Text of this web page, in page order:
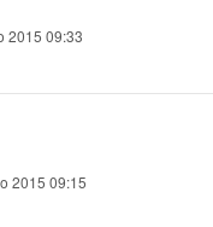
2015 09:33
2015 09:15